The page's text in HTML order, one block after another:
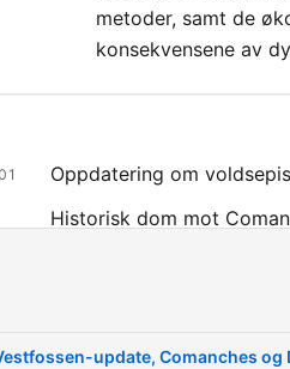
metoder, samt de
konsekvensene av
Oppdatering om
Historisk dom mot
update, Comanches og